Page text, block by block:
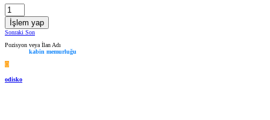
İşlem yap
Sonraki Son
Pozisyon veya İlan Adı
kabin memurluğu
O
odisko